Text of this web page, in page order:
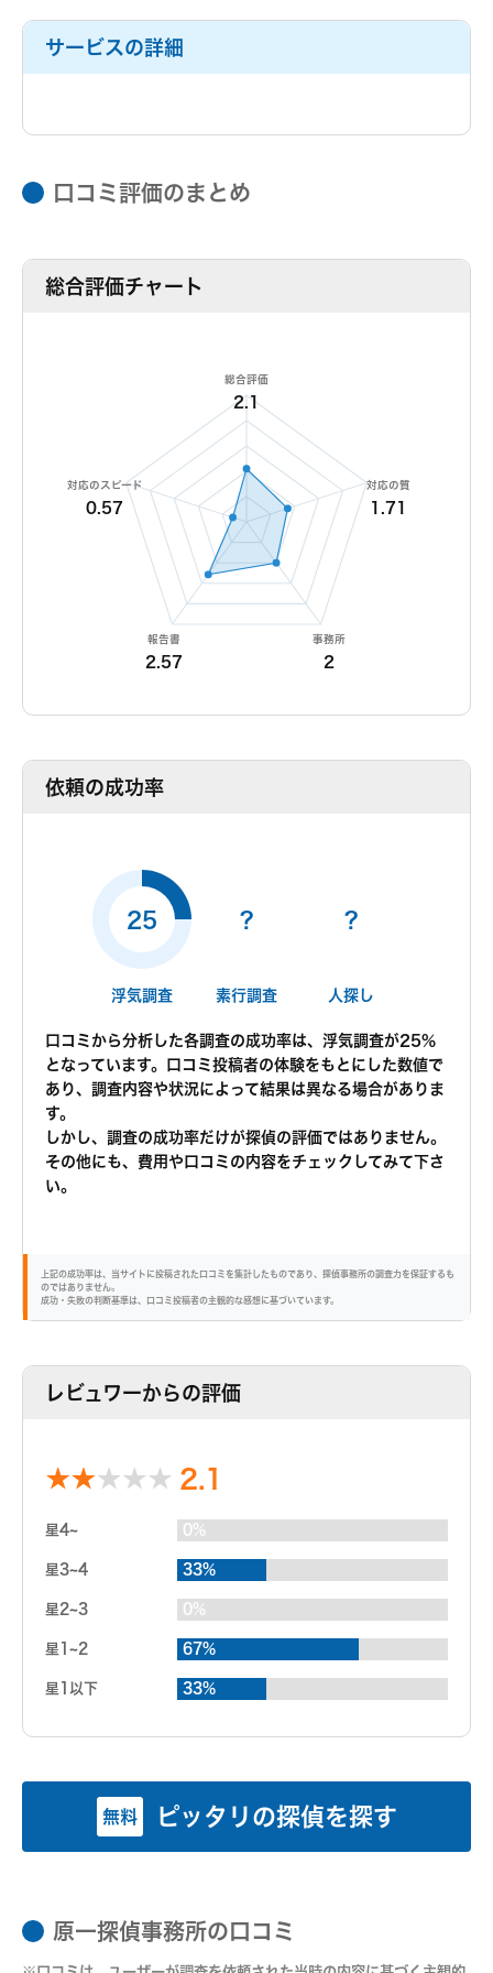
サービスの詳細
口コミ評価のまとめ
総合評価チャート
総合評価
2.1
対応の質
1.71
事務所
2
報告書
2.57
対応のスピード
0.57
依頼の成功率
25
浮気調査
?
素行調査
?
人探し
口コミから分析した各調査の成功率は、浮気調査が25%
となっています。口コミ投稿者の体験をもとにした数値で
あり、調査内容や状況によって結果は異なる場合がありま
す。
しかし、調査の成功率だけが探偵の評価ではありません。
その他にも、費用や口コミの内容をチェックしてみて下さ
い。
上記の成功率は、当サイトに投稿された口コミを集計したものであり、探偵事務所の調査力を保証するも
のではありません。
成功・失敗の判断基準は、口コミ投稿者の主観的な感想に基づいています。
レビュワーからの評価
2.1
星4~ 0%
星3~4 33%
星2~3 0%
星1~2 67%
星1以下 33%
無料 ピッタリの探偵を探す
原一探偵事務所の口コミ